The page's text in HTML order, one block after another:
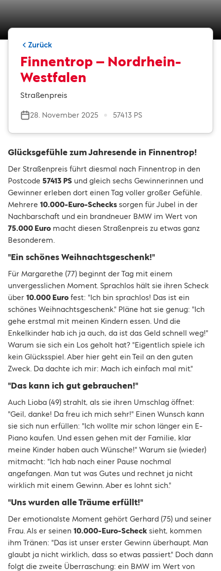
Zurück
Finnentrop – Nordrhein-
Westfalen
Straßenpreis
28. November 2025 57413 PS
Glücksgefühle zum Jahresende in Finnentrop!
Der Straßenpreis führt diesmal nach Finnentrop in den
Postcode 57413 PS und gleich sechs Gewinnerinnen und
Gewinner erleben dort einen Tag voller großer Gefühle.
Mehrere 10.000-Euro-Schecks sorgen für Jubel in der
Nachbarschaft und ein brandneuer BMW im Wert von
75.000 Euro macht diesen Straßenpreis zu etwas ganz
Besonderem.
"Ein schönes Weihnachtsgeschenk!"
Für Margarethe (77) beginnt der Tag mit einem
unvergesslichen Moment. Sprachlos hält sie ihren Scheck
über 10.000 Euro fest: "Ich bin sprachlos! Das ist ein
schönes Weihnachtsgeschenk." Pläne hat sie genug: "Ich
gehe erstmal mit meinen Kindern essen. Und die
Enkelkinder hab ich ja auch, da ist das Geld schnell weg!"
Warum sie sich ein Los geholt hat? "Eigentlich spiele ich
kein Glücksspiel. Aber hier geht ein Teil an den guten
Zweck. Da dachte ich mir: Mach ich einfach mal mit."
"Das kann ich gut gebrauchen!"
Auch Lioba (49) strahlt, als sie ihren Umschlag öffnet:
"Geil, danke! Da freu ich mich sehr!" Einen Wunsch kann
sie sich nun erfüllen: "Ich wollte mir schon länger ein E-
Piano kaufen. Und essen gehen mit der Familie, klar
meine Kinder haben auch Wünsche!" Warum sie (wieder)
mitmacht: "Ich hab nach einer Pause nochmal
angefangen. Man tut was Gutes und rechnet ja nicht
wirklich mit einem Gewinn. Aber es lohnt sich."
"Uns wurden alle Träume erfüllt!"
Der emotionalste Moment gehört Gerhard (75) und seiner
Frau. Als er seinen 10.000-Euro-Scheck sieht, kommen
ihm Tränen: "Das ist unser erster Gewinn überhaupt. Man
glaubt ja nicht wirklich, dass so etwas passiert." Doch dann
folgt die zweite Überraschung: ein BMW im Wert von